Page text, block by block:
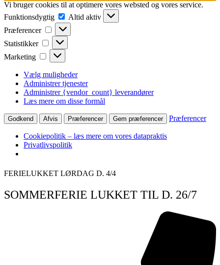
Vi bruger cookies til at optimere vores websted og vores service.
Funktionsdygtig
Funktionsdygtig
Altid aktiv
Præferencer
Præferencer
Statistikker Statistikker
Marketing Marketing
Vælg muligheder
Administrer tjenester
Administrer {vendor_count} leverandører
Læs mere om disse formål
Godkend Afvis Præferencer Gem præferencer Præferencer
Cookiepolitik – læs mere om vores datapraktis
Privatlivspolitik
Videre
til
FERIELUKKET LØRDAG D. 4/4
SOMMERFERIE LUKKET TIL D. 26/7